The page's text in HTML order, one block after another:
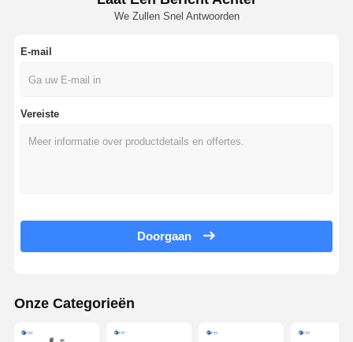
We Zullen Snel Antwoorden
E-mail
Vereiste
Doorgaan
Onze Categorieën